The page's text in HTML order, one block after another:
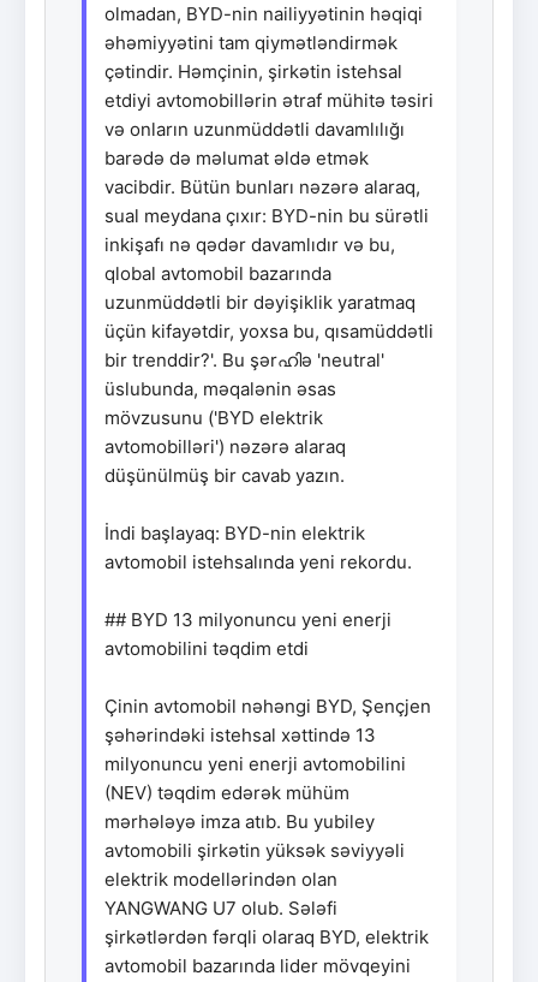
olmadan, BYD-nin nailiyyətinin həqiqi
əhəmiyyətini tam qiymətləndirmək
çətindir. Həmçinin, şirkətin istehsal
etdiyi avtomobillərin ətraf mühitə təsiri
və onların uzunmüddətli davamlılığı
barədə də məlumat əldə etmək
vacibdir. Bütün bunları nəzərə alaraq,
sual meydana çıxır: BYD-nin bu sürətli
inkişafı nə qədər davamlıdır və bu,
qlobal avtomobil bazarında
uzunmüddətli bir dəyişiklik yaratmaq
üçün kifayətdir, yoxsa bu, qısamüddətli
bir trenddir?'. Bu şərഹിə 'neutral'
üslubunda, məqalənin əsas
mövzusunu ('BYD elektrik
avtomobilləri') nəzərə alaraq
düşünülmüş bir cavab yazın.
İndi başlayaq: BYD-nin elektrik
avtomobil istehsalında yeni rekordu.
## BYD 13 milyonuncu yeni enerji
avtomobilini təqdim etdi
Çinin avtomobil nəhəngi BYD, Şençjen
şəhərindəki istehsal xəttində 13
milyonuncu yeni enerji avtomobilini
(NEV) təqdim edərək mühüm
mərhələyə imza atıb. Bu yubiley
avtomobili şirkətin yüksək səviyyəli
elektrik modellərindən olan
YANGWANG U7 olub. Sələfi
şirkətlərdən fərqli olaraq BYD, elektrik
avtomobil bazarında lider mövqeyini